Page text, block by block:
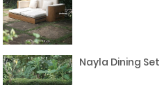
Nayla Dining Set